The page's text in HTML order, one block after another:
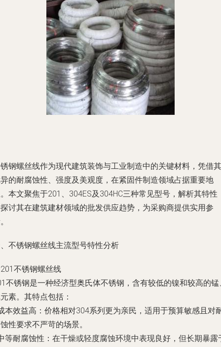
钢螺丝线作为现代建筑装饰与工业制造中的关键材料，凭借其
的耐腐蚀性、强度及美观度，在紧固件制造领域占据重要地
本文聚焦于201、304ES及304HC三种常见型号，解析其特性
讨其在建筑建材领域的批发供应趋势，为采购商提供实用参
不锈钢螺丝线主流型号特性分析
不锈钢螺丝线
不锈钢是一种经济型奥氏体不锈钢，含有较低的镍和较高的锰
素。其特点包括：
本效益高 ：价格相对304系列更为亲民，适用于预算敏感且对
性要求不严苛的场景。
等耐腐蚀性 ：在干燥或轻度腐蚀环境中表现良好，但长期暴露